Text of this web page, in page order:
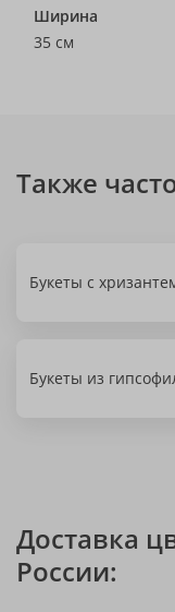
Ширина
35 см
Также
Букеты с
Букеты из
Доставка
России: